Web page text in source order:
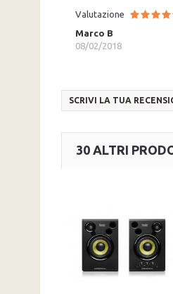
Valutazione
Marco B
08/02/2018
SCRIVI LA TUA
30 ALTRI